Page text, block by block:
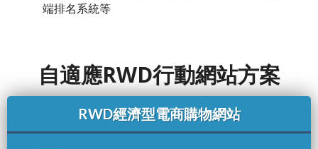
端排名系統等
自適應RWD行動網站方案
RWD經濟型電商購物網站